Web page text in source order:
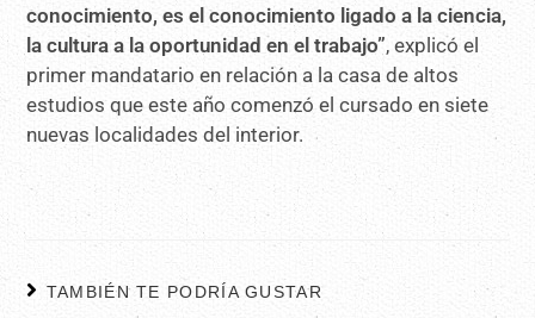
conocimiento, es el conocimiento ligado a la ciencia,
la cultura a la oportunidad en el trabajo”, explicó el
primer mandatario en relación a la casa de altos
estudios que este año comenzó el cursado en siete
nuevas localidades del interior.
TAMBIÉN TE PODRÍA GUSTAR